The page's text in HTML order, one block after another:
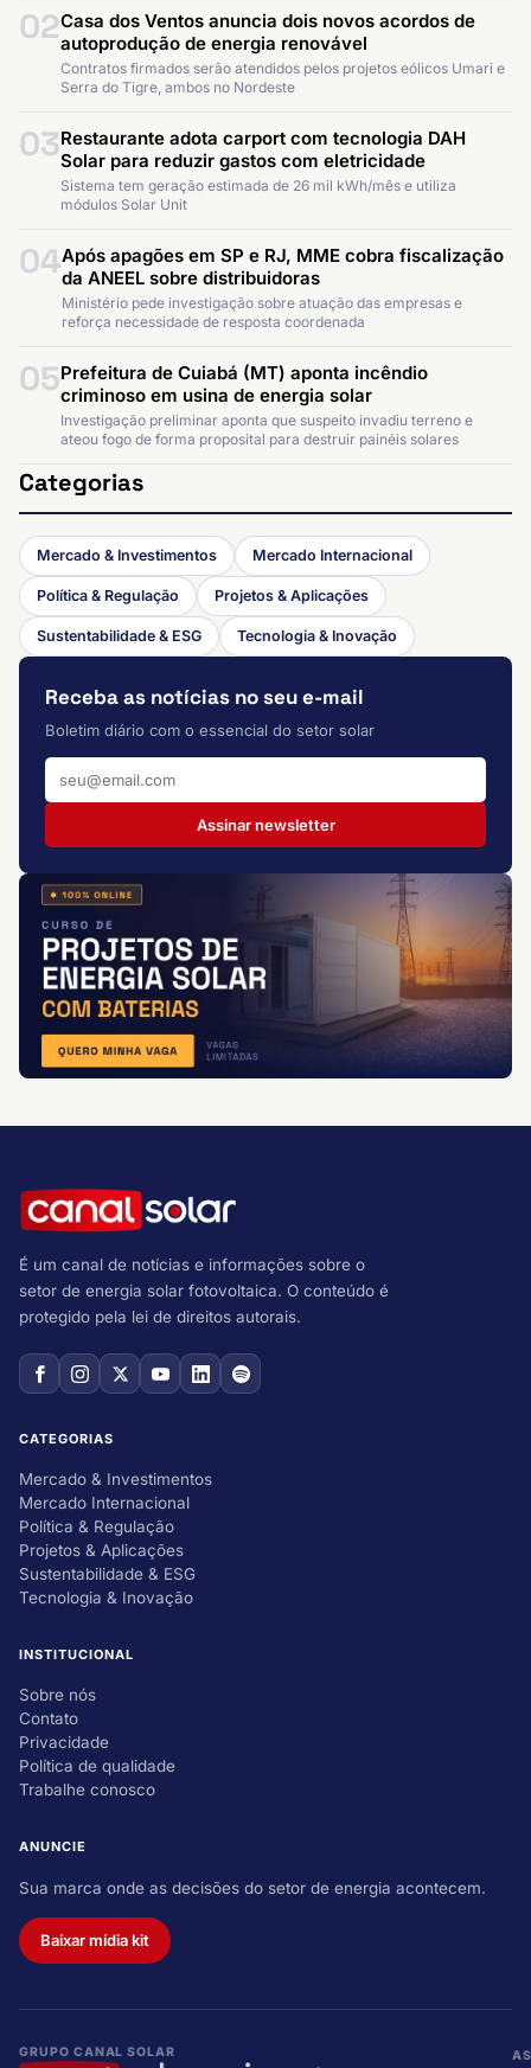
02Casa dos Ventos anuncia dois novos acordos de
autoprodução de energia renovável
Contratos firmados serão atendidos pelos projetos eólicos Umari e
Serra do Tigre, ambos no Nordeste
03Restaurante adota carport com tecnologia DAH
Solar para reduzir gastos com eletricidade
Sistema tem geração estimada de 26 mil kWh/mês e utiliza
módulos Solar Unit
04Após apagões em SP e RJ, MME cobra fiscalização
da ANEEL sobre distribuidoras
Ministério pede investigação sobre atuação das empresas e
reforça necessidade de resposta coordenada
05Prefeitura de Cuiabá (MT) aponta incêndio
criminoso em usina de energia solar
Investigação preliminar aponta que suspeito invadiu terreno e
ateou fogo de forma proposital para destruir painéis solares
Categorias
Mercado & Investimentos Mercado Internacional
Política & Regulação Projetos & Aplicações
Sustentabilidade & ESG Tecnologia & Inovação
Receba as notícias no seu e-mail
Boletim diário com o essencial do setor solar
Assinar newsletter
É um canal de notícias e informações sobre o
setor de energia solar fotovoltaica. O conteúdo é
protegido pela lei de direitos autorais.
CATEGORIAS
Mercado & Investimentos
Mercado Internacional
Política & Regulação
Projetos & Aplicações
Sustentabilidade & ESG
Tecnologia & Inovação
INSTITUCIONAL
Sobre nós
Contato
Privacidade
Política de qualidade
Trabalhe conosco
ANUNCIE
Sua marca onde as decisões do setor de energia acontecem.
Baixar mídia kit
GRUPO CANAL SOLAR